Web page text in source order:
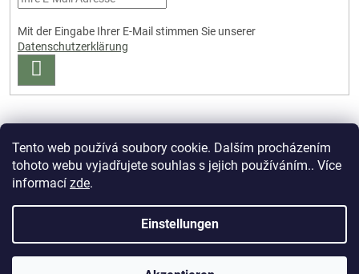
Tento web používá soubory cookie. Dalším procházením
tohoto webu vyjadřujete souhlas s jejich používáním.. Více
informací zde.
Einstellungen
Mit der Eingabe Ihrer E-Mail stimmen Sie unserer
Datenschutzerklärung
Copyright 2026PartizanArsenal.cz. Alle Rechte vorbehalten.